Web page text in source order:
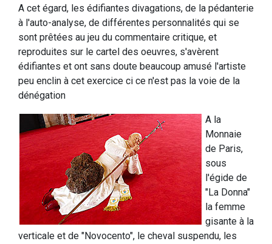
A cet égard, les édifiantes divagations, de la pédanterie
à l'auto-analyse, de différentes personnalités qui se
sont prêtées au jeu du commentaire critique, et
reproduites sur le cartel des oeuvres, s'avèrent
édifiantes et ont sans doute beaucoup amusé l'artiste
peu enclin à cet exercice ci ce n'est pas la voie de la
dénégation
A la
Monnaie
de Paris,
sous
l'égide de
"La Donna"
la femme
gisante à la
verticale et de "Novocento", le cheval suspendu, les